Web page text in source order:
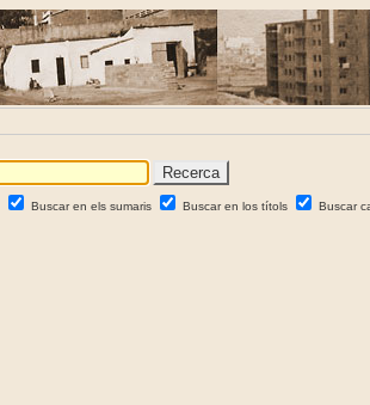
Buscar en els sumaris Buscar en los títols
Buscar